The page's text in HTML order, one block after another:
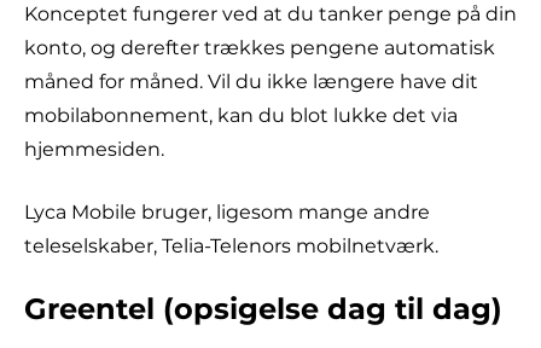
Konceptet fungerer ved at du tanker penge på din
konto, og derefter trækkes pengene automatisk
måned for måned. Vil du ikke længere have dit
mobilabonnement, kan du blot lukke det via
hjemmesiden.
Lyca Mobile bruger, ligesom mange andre
teleselskaber, Telia-Telenors mobilnetværk.
Greentel (opsigelse dag til dag)